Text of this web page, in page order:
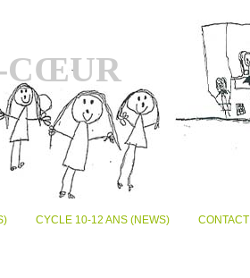
CŒUR
CYCLE 10-12 ANS (NEWS) CONTACT